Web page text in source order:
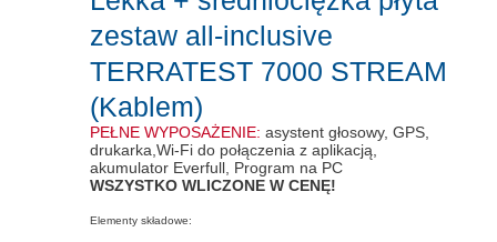
zestaw all-inclusive
TERRATEST 7000 STREAM
(Kablem)
PEŁNE WYPOSAŻENIE: asystent głosowy, GPS,
drukarka,Wi-Fi do połączenia z aplikacją,
akumulator Everfull, Program na PC
WSZYSTKO WLICZONE W CENĘ!
Elementy składowe: